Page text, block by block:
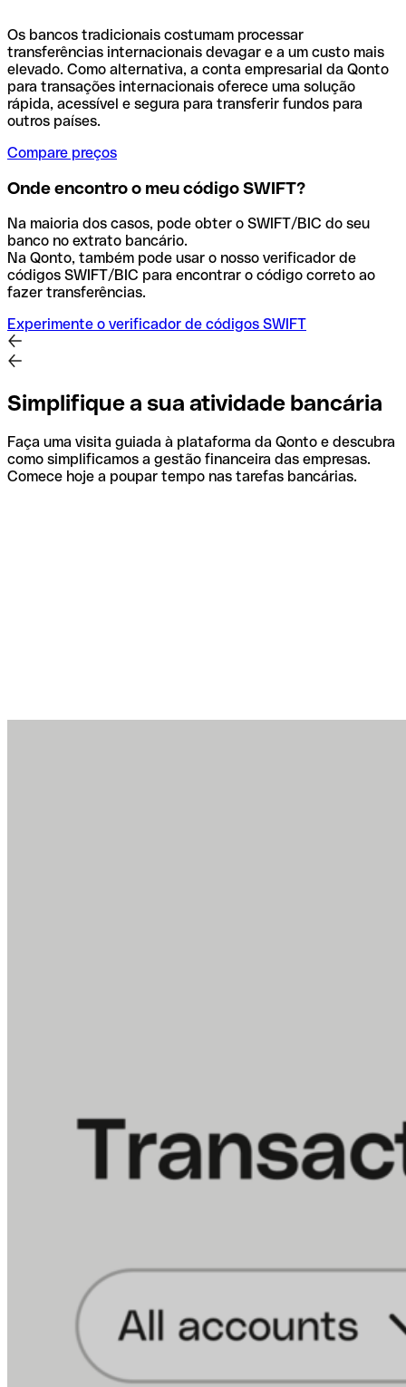
Os bancos tradicionais costumam processar
transferências internacionais devagar e a um custo mais
elevado. Como alternativa, a conta empresarial da Qonto
para transações internacionais oferece uma solução
rápida, acessível e segura para transferir fundos para
outros países.
Compare preços
Onde encontro o meu código SWIFT?
Na maioria dos casos, pode obter o SWIFT/BIC do seu
banco no extrato bancário.
Na Qonto, também pode usar o nosso verificador de
códigos SWIFT/BIC para encontrar o código correto ao
fazer transferências.
Experimente o verificador de códigos SWIFT
Simplifique a sua atividade bancária
Faça uma visita guiada à plataforma da Qonto e descubra
como simplificamos a gestão financeira das empresas.
Comece hoje a poupar tempo nas tarefas bancárias.